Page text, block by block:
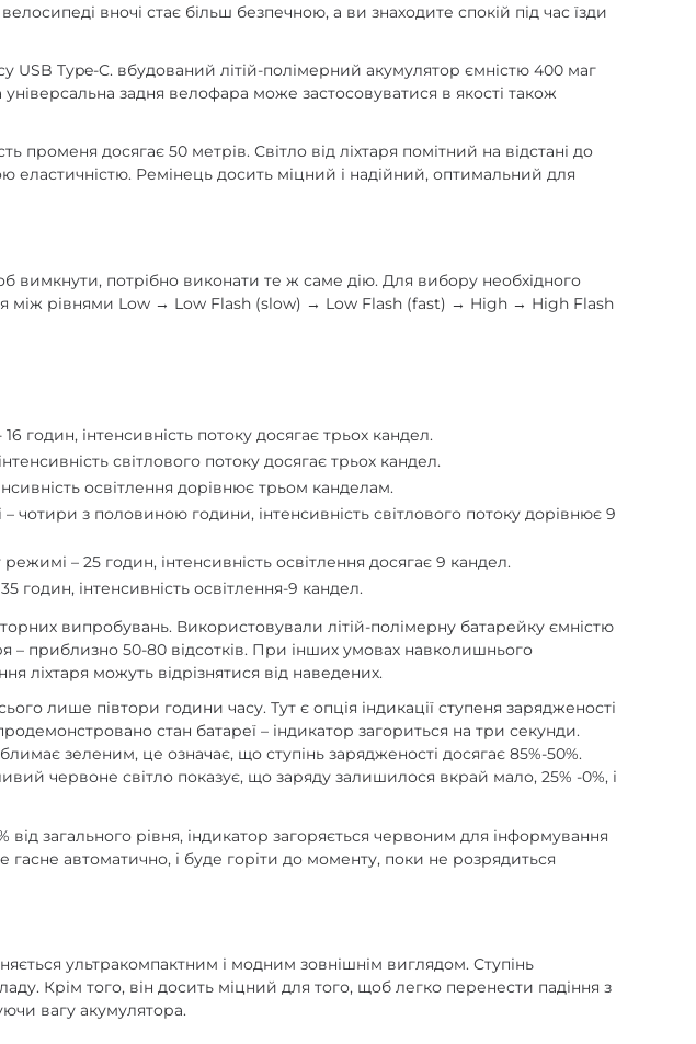
вночі стає більш безпечною, а ви знаходите спокій під час їзди
USB Type-C. вбудований літій-полімерний акумулятор ємністю 400 маг
задня велофара може застосовуватися в якості також
променя досягає 50 метрів. Світло від ліхтаря помітний на відстані до
Ремінець досить міцний і надійний, оптимальний для
вимкнути, потрібно виконати те ж саме дію. Для вибору необхідного
між рівнями Low → Low Flash (slow) → Low Flash (fast) → High → High Flash
інтенсивність потоку досягає трьох кандел.
світлового потоку досягає трьох кандел.
освітлення дорівнює трьом канделам.
чотири з половиною години, інтенсивність світлового потоку дорівнює 9
– 25 годин, інтенсивність освітлення досягає 9 кандел.
годин, інтенсивність освітлення-9 кандел.
випробувань. Використовували літій-полімерну батарейку ємністю
– приблизно 50-80 відсотків. При інших умовах навколишнього
ліхтаря можуть відрізнятися від наведених.
лише півтори години часу. Тут є опція індикації ступеня зарядженості
стан батареї – індикатор загориться на три секунди.
зеленим, це означає, що ступінь зарядженості досягає 85%-50%.
червоне світло показує, що заряду залишилося вкрай мало, 25% -0%, і
загального рівня, індикатор загоряється червоним для інформування
гасне автоматично, і буде горіти до моменту, поки не розрядиться
ультракомпактним і модним зовнішнім виглядом. Ступінь
Крім того, він досить міцний для того, щоб легко перенести падіння з
вагу акумулятора.